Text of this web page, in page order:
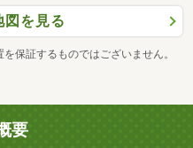
図を見る
保証するものではございません。
要